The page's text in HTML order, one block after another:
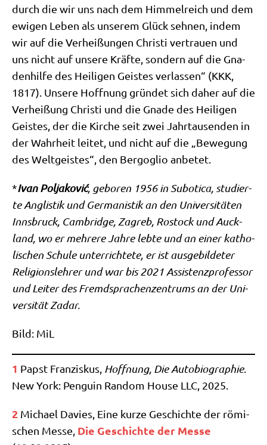
durch die wir uns nach dem Him­mel­reich und dem
ewi­gen Leben als unse­rem Glück seh­nen, indem
wir auf die Ver­hei­ßun­gen Chri­sti ver­trau­en und
uns nicht auf unse­re Kräf­te, son­dern auf die Gna­
den­hil­fe des Hei­li­gen Gei­stes ver­las­sen“ (KKK,
1817). Unse­re Hoff­nung grün­det sich daher auf die
Ver­hei­ßung Chri­sti und die Gna­de des Hei­li­gen
Gei­stes, der die Kir­che seit zwei Jahr­tau­sen­den in
der Wahr­heit lei­tet, und nicht auf die „Bewe­gung
des Welt­gei­stes“, den Berg­o­glio anbetet.
*Ivan Pol­ja­ko­vić, gebo­ren 1956 in Subo­ti­ca, stu­dier­
te Angli­stik und Ger­ma­ni­stik an den Uni­ver­si­tä­ten
Inns­bruck, Cam­bridge, Zagreb, Rostock und Auck­
land, wo er meh­re­re Jah­re leb­te und an einer katho­
li­schen Schu­le unter­rich­te­te, er ist aus­ge­bil­de­ter
Reli­gi­ons­leh­rer und war bis 2021 Assi­stenz­pro­fes­sor
und Lei­ter des Fremd­spra­chen­zen­trums an der Uni­
ver­si­tät Zadar.
Bild: MiL
1 Papst Fran­zis­kus, Hoff­nung, Die Auto­bio­gra­phie.
New York: Pen­gu­in Ran­dom Hou­se LLC, 2025.
2 Micha­el Davies, Eine kur­ze Geschich­te der römi­
schen Mes­se, Die Geschich­te der Mes­se